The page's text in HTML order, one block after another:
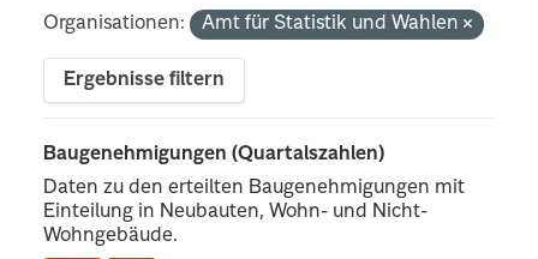
Organisationen: Amt für Statistik und Wahlen
Ergebnisse filtern
Baugenehmigungen (Quartalszahlen)
Daten zu den erteilten Baugenehmigungen mit
Einteilung in Neubauten, Wohn- und Nicht-
Wohngebäude.